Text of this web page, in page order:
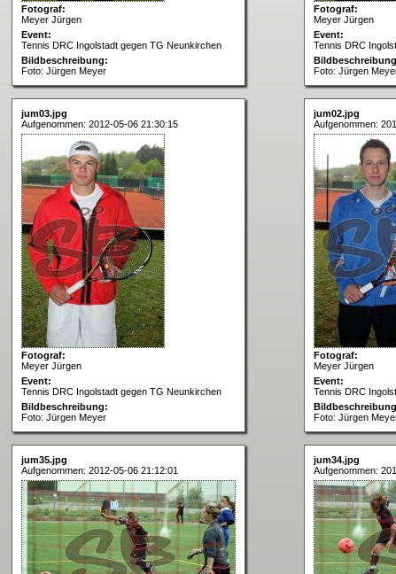
Fotograf:
Meyer Jürgen
Event:
Tennis DRC Ingolstadt gegen TG Neunkirchen
Bildbeschreibung:
Foto: Jürgen Meyer
Fotograf:
Meyer Jürgen
Event:
Tennis DRC
Foto: Jürgen
jum03.jpg
Aufgenommen: 2012-05-06 21:30:15
Fotograf:
Meyer Jürgen
Event:
Tennis DRC Ingolstadt gegen TG Neunkirchen
Bildbeschreibung:
Foto: Jürgen Meyer
jum02.jpg
Aufgenommen:
Fotograf:
Meyer Jürgen
Event:
Tennis DRC
Foto: Jürgen
jum35.jpg
Aufgenommen: 2012-05-06 21:12:01
jum34.jpg
Aufgenommen: